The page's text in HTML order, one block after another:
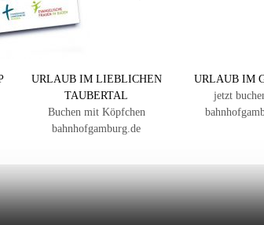
URLAUB IM LIEBLICHEN
TAUBERTAL
Buchen mit Köpfchen
bahnhofgamburg.de
URLAUB IM
jetzt